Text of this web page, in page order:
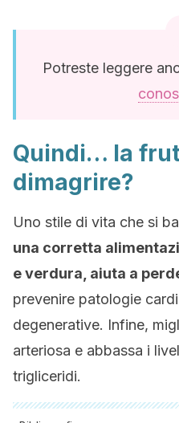
Potreste leggere
Quindi… la
dimagrire?
Uno stile di vita che si
una corretta
e verdura, aiuta a
prevenire patologie
degenerative. Infine,
arteriosa e abbassa i
trigliceridi.